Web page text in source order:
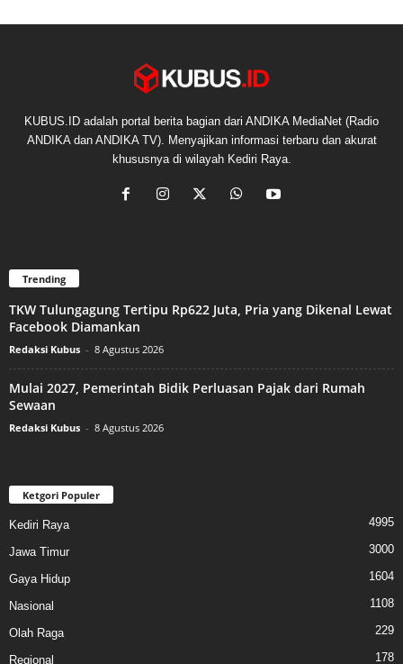
KUBUS.ID adalah portal berita bagian dari ANDIKA MediaNet (Radio
ANDIKA dan ANDIKA TV). Menyajikan informasi terbaru dan akurat
khususnya di wilayah Kediri Raya.
Trending
TKW Tulungagung Tertipu Rp622 Juta, Pria yang Dikenal Lewat
Facebook Diamankan
Redaksi Kubus - 8 Agustus 2026
Mulai 2027, Pemerintah Bidik Perluasan Pajak dari Rumah
Sewaan
Redaksi Kubus - 8 Agustus 2026
Ketgori Populer
Kediri Raya 4995
Jawa Timur 3000
Gaya Hidup 1604
Nasional 1108
Olah Raga 229
Regional 178